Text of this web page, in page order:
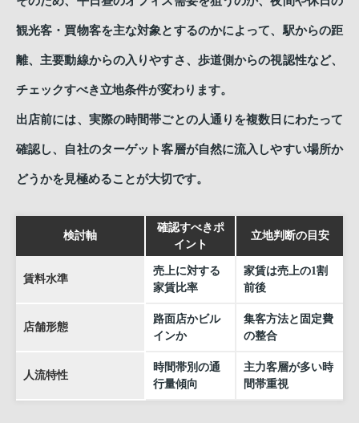
観光客・買物客を主な対象とするのかによって、駅からの距
離、主要動線からの入りやすさ、歩道側からの視認性など、
チェックすべき立地条件が変わります。
出店前には、実際の時間帯ごとの人通りを複数日にわたって
確認し、自社のターゲット客層が自然に流入しやすい場所か
どうかを見極めることが大切です。
検討軸
確認すべきポ
イント
立地判断の目安
賃料水準
売上に対する
家賃比率
家賃は売上の1割
前後
店舗形態
路面店かビル
インか
集客方法と固定費
の整合
人流特性
時間帯別の通
行量傾向
主力客層が多い時
間帯重視